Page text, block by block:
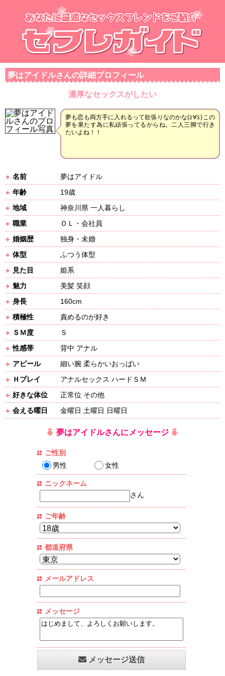
夢はアイドルさんの詳細プロフィール
濃厚なセックスがしたい
夢も恋も両方手に入れるって欲張りなのかな(≧∀≦)この
夢を果たす為に私頑張ってるからね。二人三脚で行き
たいよね！！
名前
夢はアイドル
年齢
19歳
地域
神奈川県 一人暮らし
職業
ＯＬ・会社員
婚姻歴
独身・未婚
体型
ふつう体型
見た目
姫系
魅力
美髪 笑顔
身長
160cm
積極性
責めるのが好き
ＳＭ度
Ｓ
性感帯
背中 アナル
アピール
細い腕 柔らかいおっぱい
Ｈプレイ
アナルセックス ハードＳＭ
好きな体位
正常位 その他
会える曜日
金曜日 土曜日 日曜日
夢はアイドルさんにメッセージ